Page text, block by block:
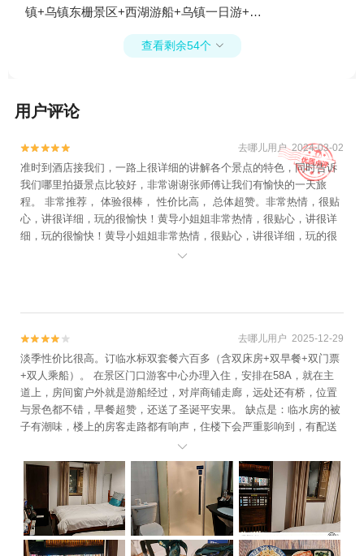
镇+乌镇东栅景区+西湖游船+乌镇一日游+杭
州宋城+西栅夜游1日游
查看剩余54个 
用户评论

 去哪儿用户 2024-03-02
准时到酒店接我们，一路上很详细的讲解各个景点的特色，同时告诉
我们哪里拍摄景点比较好，非常谢谢张师傅让我们有愉快的一天旅
程。 非常推荐， 体验很棒， 性价比高， 总体超赞。非常热情，很贴
心，讲很详细，玩的很愉快！黄导小姐姐非常热情，很贴心，讲很详
细，玩的很愉快！黄导小姐姐非常热情，很贴心，讲很详细，玩的很
愉快！ 重要的事情说三遍哈哈为了一点积分我也是拼了人非常随和，


 去哪儿用户 2025-12-29
淡季性价比很高。订临水标双套餐六百多（含双床房+双早餐+双门票
+双人乘船）。 在景区门口游客中心办理入住，安排在58A，就在主
道上，房间窗户外就是游船经过，对岸商铺走廊，远处还有桥，位置
与景色都不错，早餐超赞，还送了圣诞平安果。 缺点是：临水房的被
子有潮味，楼上的房客走路都有响声，住楼下会严重影响到，有配送
